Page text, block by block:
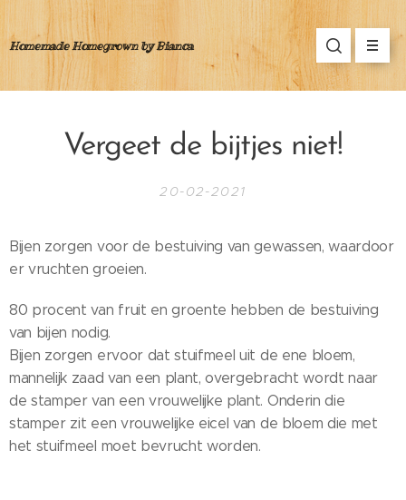
Homemade Homegrown by Bianca
Vergeet de bijtjes niet!
20-02-2021
Bijen zorgen voor de bestuiving van gewassen, waardoor
er vruchten groeien.
80 procent van fruit en groente hebben de bestuiving
van bijen nodig.
Bijen zorgen ervoor dat stuifmeel uit de ene bloem,
mannelijk zaad van een plant, overgebracht wordt naar
de stamper van een vrouwelijke plant. Onderin die
stamper zit een vrouwelijke eicel van de bloem die met
het stuifmeel moet bevrucht worden.